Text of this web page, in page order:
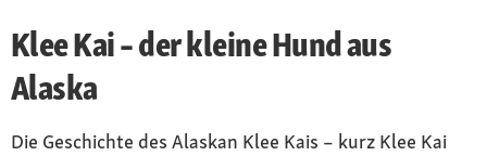
Klee Kai – der kleine Hund aus
Alaska
Die Geschichte des Alaskan Klee Kais – kurz Klee Kai